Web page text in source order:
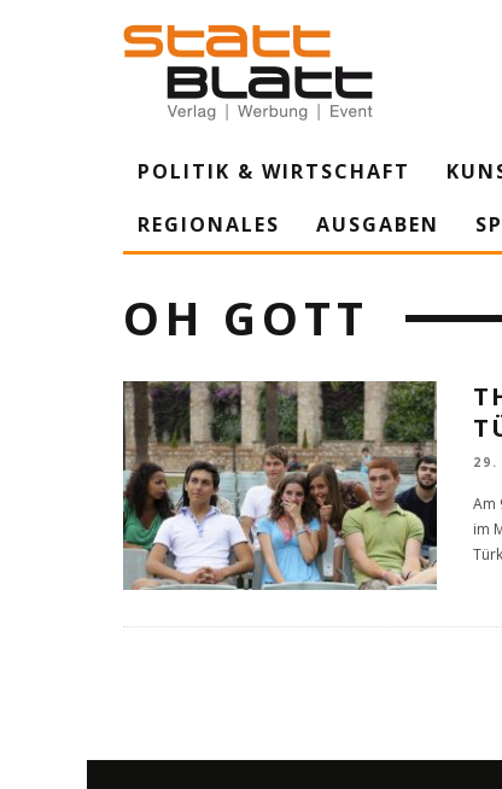
POLITIK & WIRTSCHAFT
REGIONALES
AUSGABEN
OH GOTT
29.
Am
im